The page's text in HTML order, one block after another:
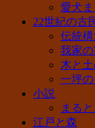
愛犬
22世紀の古
伝統
我家
木と
一坪
小説
まる
江戸と森